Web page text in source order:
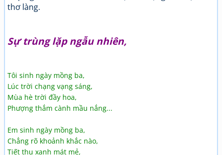
thơ làng.
Sự trùng lặp ngẫu nhiên,
Tôi sinh ngày mồng ba,
Lúc trời chạng vạng sáng,
Mùa hè trời đầy hoa,
Phượng thắm cành mầu nắng...
Em sinh ngày mồng ba,
Chẳng rõ khoảnh khắc nào,
Tiết thu xanh mát mẻ,